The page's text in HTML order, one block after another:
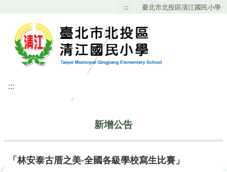
::: 臺北市北投區清江國民小學
:::
新增公告
「林安泰古厝之美-全國各級學校寫生比賽」